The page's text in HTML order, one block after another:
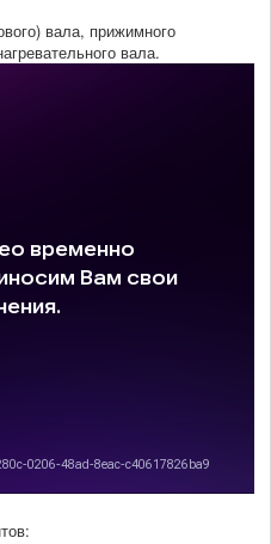
вала, прижимного
вала.